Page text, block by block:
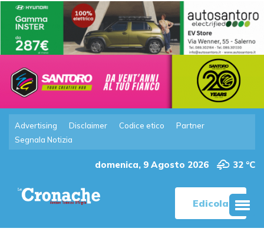
Advertising Disclaimer Codice etico
Partner
Segnala Notizia
domenica, 9 Agosto 2026 32 °C
Edicola